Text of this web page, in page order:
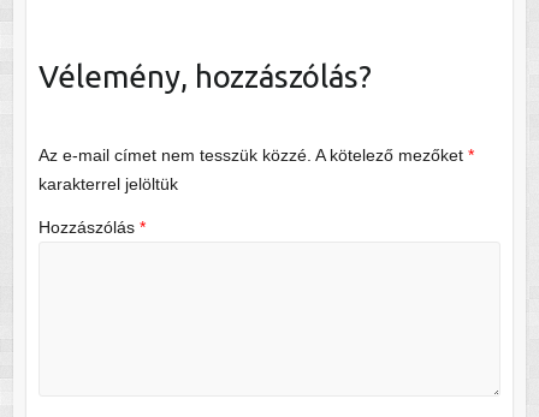
Vélemény, hozzászólás?
Az e-mail címet nem tesszük közzé. A kötelező mezőket *
karakterrel jelöltük
Hozzászólás *